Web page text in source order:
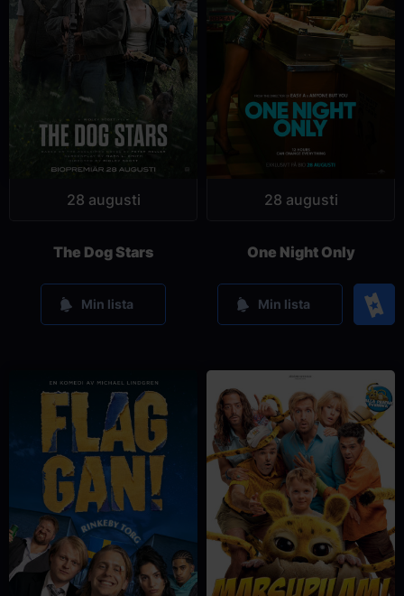
28 augusti
The Dog Stars
Min lista
28 augusti
One Night Only
Min lista
Köp